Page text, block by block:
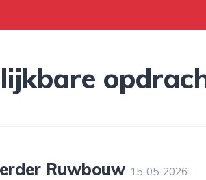
Ruwbouw 15-05-2026